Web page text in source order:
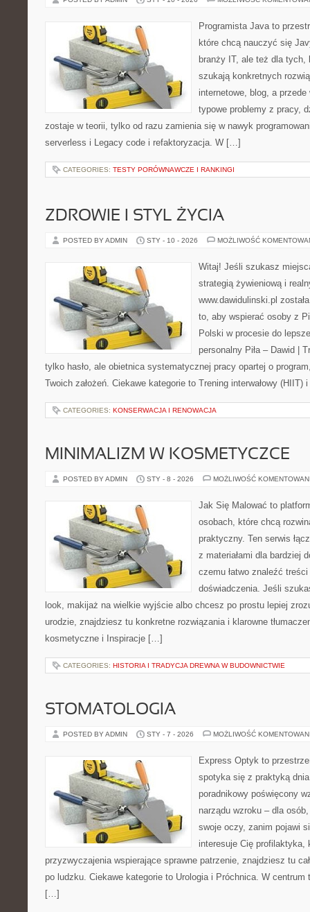
Programista Java to
które chcą nauczyć się
branży IT, ale też dla
szukają konkretnych
internetowe, blog, a
typowe problemy z pracy,
zostaje w teorii, tylko od razu zamienia się w nawyk
serverless i Legacy code i refaktoryzacja. W […]
CATEGORIES: TESTY PORÓWNAWCZE I RANKINGI
ZDROWIE I STYL ŻYCIA
POSTED BY ADMIN STY - 10 - 2026 MOŻLIWOŚĆ
Witaj! Jeśli szukasz
strategią żywieniową i
www.dawidulinski.pl
to, aby wspierać osoby z
Polski w procesie do
personalny Piła – Dawid |
tylko hasło, ale obietnica systematycznej pracy opartej o
Twoich założeń. Ciekawe kategorie to Trening interwałowy
CATEGORIES: KONSERWACJA I RENOWACJA
MINIMALIZM W KOSMETYCZCE
POSTED BY ADMIN STY - 8 - 2026 MOŻLIWOŚĆ
Jak Się Malować to
osobach, które chcą
praktyczny. Ten serwis
z materiałami dla bardziej
czemu łatwo znaleźć
doświadczenia. Jeśli
look, makijaż na wielkie wyjście albo chcesz po prostu lepiej
urodzie, znajdziesz tu konkretne rozwiązania i klarowne
kosmetyczne i Inspiracje […]
CATEGORIES: HISTORIA I TRADYCJA DREWNA W BUDOWNICTWIE
STOMATOLOGIA
POSTED BY ADMIN STY - 7 - 2026 MOŻLIWOŚĆ
Express Optyk to
spotyka się z praktyką
poradnikowy poświęcony
narządu wzroku – dla
swoje oczy, zanim pojawi
interesuje Cię
przyzwyczajenia wspierające sprawne patrzenie, znajdziesz tu
po ludzku. Ciekawe kategorie to Urologia i Próchnica. W centrum
[…]